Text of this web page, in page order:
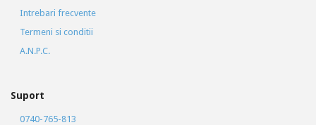
Intrebari frecvente
Termeni si conditii
A.N.P.C.
Suport
0740-765-813